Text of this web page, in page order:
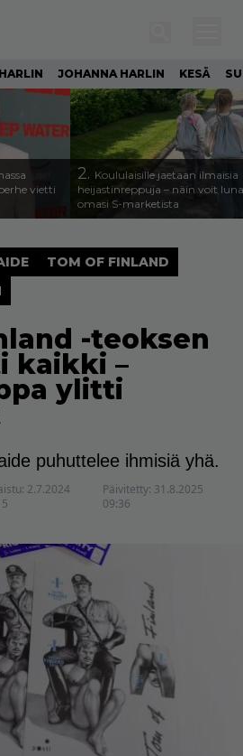
JOHANNA HARLIN KESÄ
vietti
2. Koululaisille jaetaan ilmaisia
heijastinreppuja – näin voit
omasi S-marketista
TOM OF FINLAND
-teoksen
kaikki –
ylitti
puhuttelee ihmisiä yhä.
2.7.2024
Päivitetty: 31.8.2025
09:36